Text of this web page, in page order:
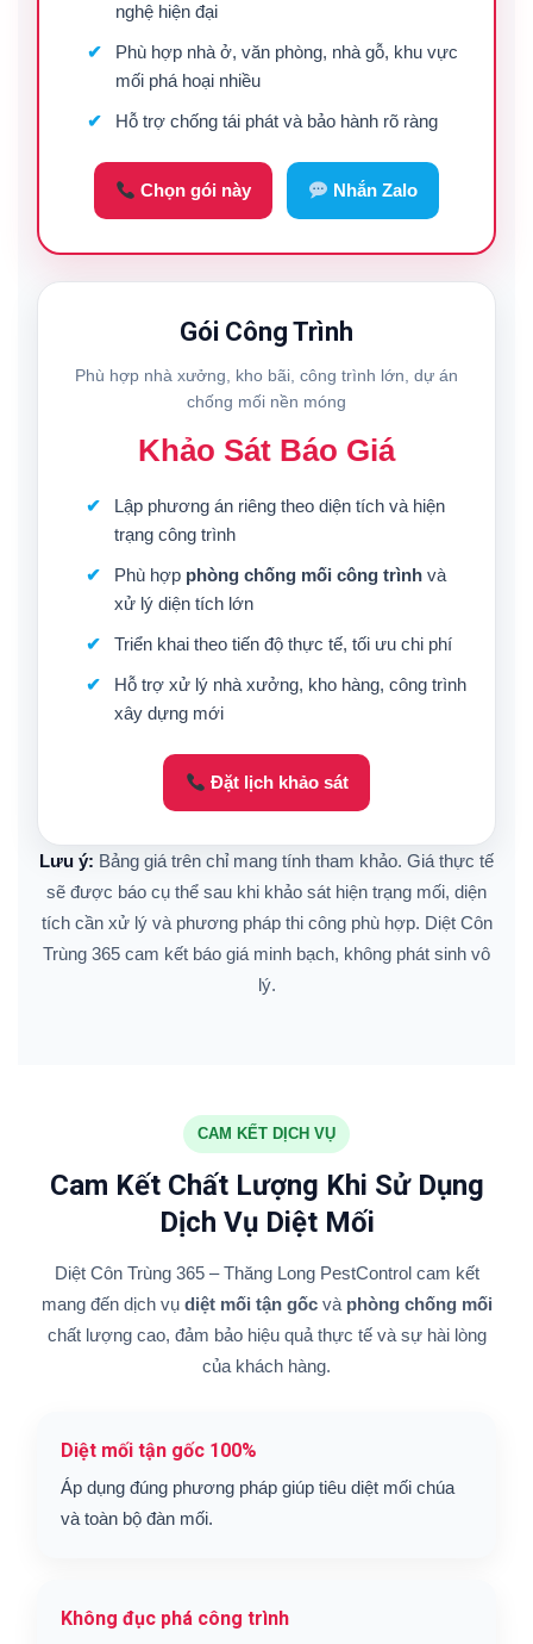
nghệ hiện đại
Phù hợp nhà ở, văn phòng, nhà gỗ, khu vực
mối phá hoại nhiều
Hỗ trợ chống tái phát và bảo hành rõ ràng
Chọn gói này Nhắn Zalo
Gói Công Trình
Phù hợp nhà xưởng, kho bãi, công trình lớn, dự án
chống mối nền móng
Khảo Sát Báo Giá
Lập phương án riêng theo diện tích và hiện
trạng công trình
Phù hợp phòng chống mối công trìnhvà
xử lý diện tích lớn
Triển khai theo tiến độ thực tế, tối ưu chi phí
Hỗ trợ xử lý nhà xưởng, kho hàng, công trình
xây dựng mới
Đặt lịch khảo sát
Lưu ý: Bảng giá trên chỉ mang tính tham khảo. Giá thực tế
sẽ được báo cụ thể sau khi khảo sát hiện trạng mối, diện
tích cần xử lý và phương pháp thi công phù hợp. Diệt Côn
Trùng 365 cam kết báo giá minh bạch, không phát sinh vô
lý.
CAM KẾT DỊCH VỤ
Cam Kết Chất Lượng Khi Sử Dụng
Dịch Vụ Diệt Mối
Diệt Côn Trùng 365 – Thăng Long PestControl cam kết
mang đến dịch vụ diệt mối tận gốcvà phòng chống mối
chất lượng cao, đảm bảo hiệu quả thực tế và sự hài lòng
của khách hàng.
Diệt mối tận gốc 100%
Áp dụng đúng phương pháp giúp tiêu diệt mối chúa
và toàn bộ đàn mối.
Không đục phá công trình